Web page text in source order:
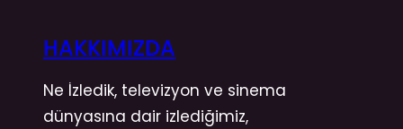
HAKKIMIZDA
Ne İzledik, televizyon ve sinema
dünyasına dair izlediğimiz,